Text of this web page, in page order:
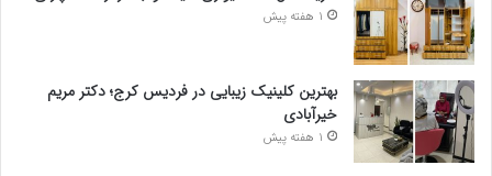
1 هفته پیش
بهترین کلینیک زیبایی در فردیس کرج؛ دکتر مریم
خیرآبادی
1 هفته پیش